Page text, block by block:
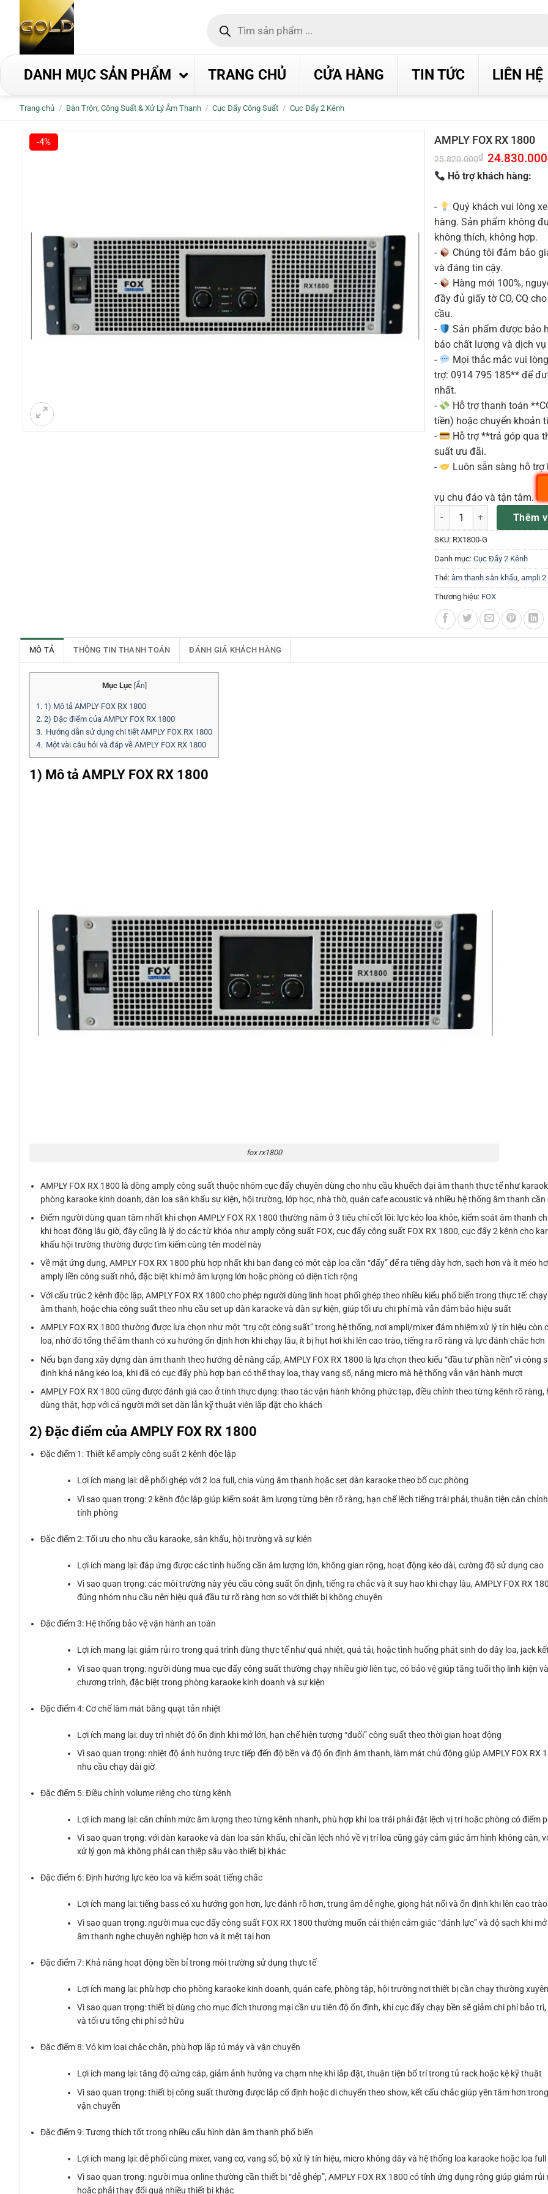
dung
kiếm
DANH MỤC SẢN PHẨM TRANG CHỦ CỬA HÀNG TIN TỨC LIÊN HỆ
Trang chủ / Bàn Trộn, Công Suất & Xử Lý Âm Thanh / Cục Đẩy Công Suất / Cục Đẩy 2 Kênh
-4% AMPLY FOX RX 1800
25.820.000₫ Giá
gốc
là:
25.820.000₫.
24.830.000
Hỗ trợ khách hàng:
-
Quý khách vui lòng
hàng. Sản phẩm không
không thích, không hợp.
-
Chúng tôi đảm bảo
và đáng tin cậy.
-
Hàng mới 100%,
đầy đủ giấy tờ CO, CQ
cầu.
-
Sản phẩm được bảo
bảo chất lượng và dịch
-
Mọi thắc mắc vui
trợ: 0914 795 185** để
nhất.
-
Hỗ trợ thanh toán
tiền) hoặc chuyển khoản
-
Hỗ trợ **trả góp qua
suất ưu đãi.
-
Luôn sẵn sàng hỗ
vụ chu đáo và tận tâm.
AMPLY FOX RX 1800 sốThêm
SKU: RX1800-G
Danh mục: Cục Đẩy 2 Kênh
Thẻ: âm thanh sân khấu, ampli 2
Thương hiệu: FOX
MÔ TẢ THÔNG TIN THANH TOÁN ĐÁNH GIÁ KHÁCH HÀNG
Mục Lục Ẩn
1. 1) Mô tả AMPLY FOX RX 1800
2. 2) Đặc điểm của AMPLY FOX RX 1800
3. Hướng dẫn sử dụng chi tiết AMPLY FOX RX 1800
4. Một vài câu hỏi và đáp về AMPLY FOX RX 1800
1) Mô tả AMPLY FOX RX 1800
fox rx1800
AMPLY FOX RX 1800 là dòng amply công suất thuộc nhóm cục đẩy chuyên dùng cho nhu cầu khuếch đại âm thanh thực tế như
phòng karaoke kinh doanh, dàn loa sân khấu sự kiện, hội trường, lớp học, nhà thờ, quán cafe acoustic và nhiều hệ thống âm thanh cần
Điểm người dùng quan tâm nhất khi chọn AMPLY FOX RX 1800 thường nằm ở 3 tiêu chí cốt lõi: lực kéo loa khỏe, kiểm soát âm thanh
khi hoạt động lâu giờ, đây cũng là lý do các từ khóa như amply công suất FOX, cục đẩy công suất FOX RX 1800, cục đẩy 2 kênh cho
khấu hội trường thường được tìm kiếm cùng tên model này
Về mặt ứng dụng, AMPLY FOX RX 1800 phù hợp nhất khi bạn đang có một cặp loa cần “đẩy” để ra tiếng dày hơn, sạch hơn và ít méo
amply liền công suất nhỏ, đặc biệt khi mở âm lượng lớn hoặc phòng có diện tích rộng
Với cấu trúc 2 kênh độc lập, AMPLY FOX RX 1800 cho phép người dùng linh hoạt phối ghép theo nhiều kiểu phổ biến trong thực tế:
âm thanh, hoặc chia công suất theo nhu cầu set up dàn karaoke và dàn sự kiện, giúp tối ưu chi phí mà vẫn đảm bảo hiệu suất
AMPLY FOX RX 1800 thường được lựa chọn như một “trụ cột công suất” trong hệ thống, nơi ampli/mixer đảm nhiệm xử lý tín hiệu còn
loa, nhờ đó tổng thể âm thanh có xu hướng ổn định hơn khi chạy lâu, ít bị hụt hơi khi lên cao trào, tiếng ra rõ ràng và lực đánh chắc hơn
Nếu bạn đang xây dựng dàn âm thanh theo hướng dễ nâng cấp, AMPLY FOX RX 1800 là lựa chọn theo kiểu “đầu tư phần nền” vì công
định khả năng kéo loa, khi đã có cục đẩy phù hợp bạn có thể thay loa, thay vang số, nâng micro mà hệ thống vẫn vận hành mượt
AMPLY FOX RX 1800 cũng được đánh giá cao ở tính thực dụng: thao tác vận hành không phức tạp, điều chỉnh theo từng kênh rõ
dùng thật, hợp với cả người mới set dàn lẫn kỹ thuật viên lắp đặt cho khách
2) Đặc điểm của AMPLY FOX RX 1800
Đặc điểm 1: Thiết kế amply công suất 2 kênh độc lập
Lợi ích mang lại: dễ phối ghép với 2 loa full, chia vùng âm thanh hoặc set dàn karaoke theo bố cục phòng
Vì sao quan trọng: 2 kênh độc lập giúp kiểm soát âm lượng từng bên rõ ràng, hạn chế lệch tiếng trái phải, thuận tiện cân
tính phòng
Đặc điểm 2: Tối ưu cho nhu cầu karaoke, sân khấu, hội trường và sự kiện
Lợi ích mang lại: đáp ứng được các tình huống cần âm lượng lớn, không gian rộng, hoạt động kéo dài, cường độ sử dụng cao
Vì sao quan trọng: các môi trường này yêu cầu công suất ổn định, tiếng ra chắc và ít suy hao khi chạy lâu, AMPLY FOX RX
đúng nhóm nhu cầu nên hiệu quả đầu tư rõ ràng hơn so với thiết bị không chuyên
Đặc điểm 3: Hệ thống bảo vệ vận hành an toàn
Lợi ích mang lại: giảm rủi ro trong quá trình dùng thực tế như quá nhiệt, quá tải, hoặc tình huống phát sinh do dây loa, jack
Vì sao quan trọng: người dùng mua cục đẩy công suất thường chạy nhiều giờ liên tục, có bảo vệ giúp tăng tuổi thọ linh kiện
chương trình, đặc biệt trong phòng karaoke kinh doanh và sự kiện
Đặc điểm 4: Cơ chế làm mát bằng quạt tản nhiệt
Lợi ích mang lại: duy trì nhiệt độ ổn định khi mở lớn, hạn chế hiện tượng “đuối” công suất theo thời gian hoạt động
Vì sao quan trọng: nhiệt độ ảnh hưởng trực tiếp đến độ bền và độ ổn định âm thanh, làm mát chủ động giúp AMPLY FOX RX
nhu cầu chạy dài giờ
Đặc điểm 5: Điều chỉnh volume riêng cho từng kênh
Lợi ích mang lại: cân chỉnh mức âm lượng theo từng kênh nhanh, phù hợp khi loa trái phải đặt lệch vị trí hoặc phòng có điểm
Vì sao quan trọng: với dàn karaoke và dàn loa sân khấu, chỉ cần lệch nhỏ về vị trí loa cũng gây cảm giác âm hình không cân,
xử lý gọn mà không phải can thiệp sâu vào thiết bị khác
Đặc điểm 6: Định hướng lực kéo loa và kiểm soát tiếng chắc
Lợi ích mang lại: tiếng bass có xu hướng gọn hơn, lực đánh rõ hơn, trung âm dễ nghe, giọng hát nổi và ổn định khi lên cao trào
Vì sao quan trọng: người mua cục đẩy công suất FOX RX 1800 thường muốn cải thiện cảm giác “đánh lực” và độ sạch khi
âm thanh nghe chuyên nghiệp hơn và ít mệt tai hơn
Đặc điểm 7: Khả năng hoạt động bền bỉ trong môi trường sử dụng thực tế
Lợi ích mang lại: phù hợp cho phòng karaoke kinh doanh, quán cafe, phòng tập, hội trường nơi thiết bị cần chạy thường xuyên
Vì sao quan trọng: thiết bị dùng cho mục đích thương mại cần ưu tiên độ ổn định, khi cục đẩy chạy bền sẽ giảm chi phí bảo
và tối ưu tổng chi phí sở hữu
Đặc điểm 8: Vỏ kim loại chắc chắn, phù hợp lắp tủ máy và vận chuyển
Lợi ích mang lại: tăng độ cứng cáp, giảm ảnh hưởng va chạm nhẹ khi lắp đặt, thuận tiện bố trí trong tủ rack hoặc kệ kỹ thuật
Vì sao quan trọng: thiết bị công suất thường được lắp cố định hoặc di chuyển theo show, kết cấu chắc giúp yên tâm hơn
vận chuyển
Đặc điểm 9: Tương thích tốt trong nhiều cấu hình dàn âm thanh phổ biến
Lợi ích mang lại: dễ phối cùng mixer, vang cơ, vang số, bộ xử lý tín hiệu, micro không dây và hệ thống loa karaoke hoặc loa
Vì sao quan trọng: người mua online thường cần thiết bị “dễ ghép”, AMPLY FOX RX 1800 có tính ứng dụng rộng giúp giảm rủi
hoặc phải thay đổi quá nhiều thiết bị khác